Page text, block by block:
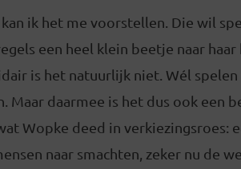
ik het me voorstellen. Die wil
een heel klein beetje naar
is het natuurlijk niet. Wél
Maar daarmee is het dus ook een
Wopke deed in verkiezingsroes:
naar smachten, zeker nu de